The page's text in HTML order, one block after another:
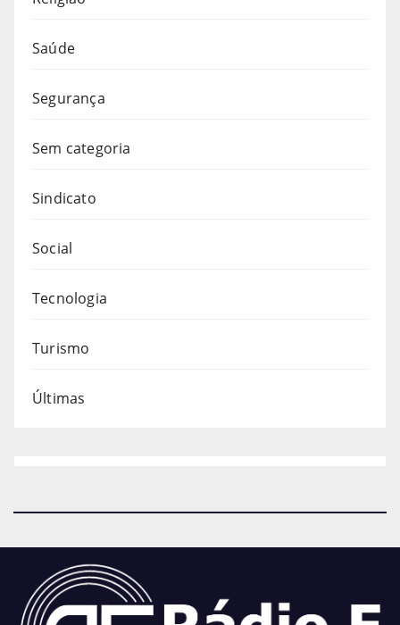
Saúde
Segurança
Sem categoria
Sindicato
Social
Tecnologia
Turismo
Últimas